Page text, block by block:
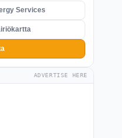
Services
ADVERTISE HERE